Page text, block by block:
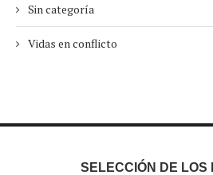
Sin categoría
Vidas en conflicto
SELECCIÓN DE LOS